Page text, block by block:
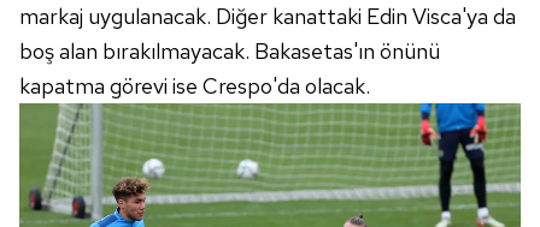
markaj uygulanacak. Diğer kanattaki Edin Visca'ya da
boş alan bırakılmayacak. Bakasetas'ın önünü
kapatma görevi ise Crespo'da olacak.